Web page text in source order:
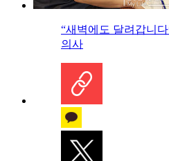
“새벽에도 달려갑니
의사